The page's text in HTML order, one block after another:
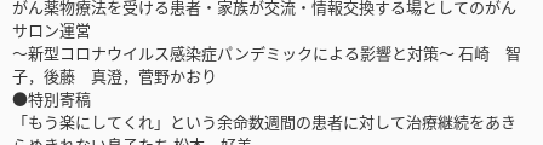
がん薬物療法を受ける患者・家族が交流・情報交換する場としてのがん
サロン運営
～新型コロナウイルス感染症パンデミックによる影響と対策～ 石崎 智
子，後藤 真澄，菅野かおり
●特別寄稿
「もう楽にしてくれ」という余命数週間の患者に対して治療継続をあき